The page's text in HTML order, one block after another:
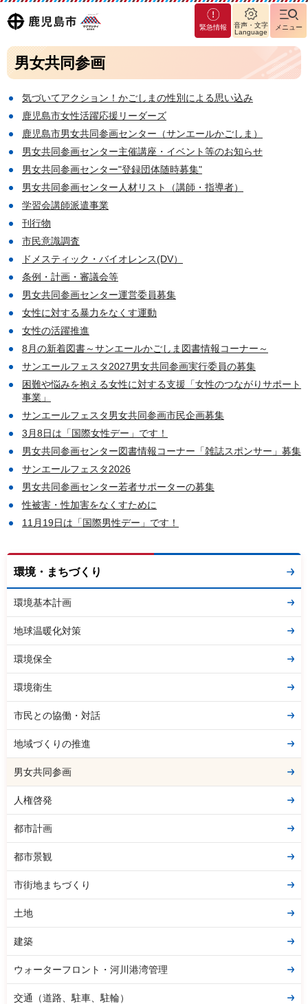
鹿児島
市
マグ
マシ
ティ
鹿児
島市
緊急情報
音声・文字
Language
メニュー
男女共同参画
気づいてアクション！かごしまの性別による思い込み
鹿児島市女性活躍応援リーダーズ
鹿児島市男女共同参画センター（サンエールかごしま）
男女共同参画センター主催講座・イベント等のお知らせ
男女共同参画センター"登録団体随時募集"
男女共同参画センター人材リスト（講師・指導者）
学習会講師派遣事業
刊行物
市民意識調査
ドメスティック・バイオレンス(DV）
条例・計画・審議会等
男女共同参画センター運営委員募集
女性に対する暴力をなくす運動
女性の活躍推進
8月の新着図書～サンエールかごしま図書情報コーナー～
サンエールフェスタ2027男女共同参画実行委員の募集
困難や悩みを抱える女性に対する支援「女性のつながりサポート
事業」
サンエールフェスタ男女共同参画市民企画募集
3月8日は「国際女性デー」です！
男女共同参画センター図書情報コーナー「雑誌スポンサー」募集
サンエールフェスタ2026
男女共同参画センター若者サポーターの募集
性被害・性加害をなくすために
11月19日は「国際男性デー」です！
環境・まちづくり
環境基本計画
地球温暖化対策
環境保全
環境衛生
市民との協働・対話
地域づくりの推進
男女共同参画
人権啓発
都市計画
都市景観
市街地まちづくり
土地
建築
ウォーターフロント・河川港湾管理
交通（道路、駐車、駐輪）